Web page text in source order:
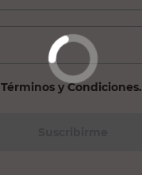
Términos y Condiciones.